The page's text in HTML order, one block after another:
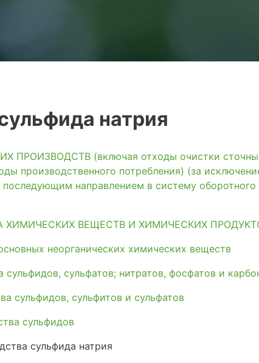
натрия
(включая отходы очистки сточных
производственного потребления) (за
направлением в систему
ХИМИЧЕСКИХ ВЕЩЕСТВ И ХИМИЧЕСКИХ
неорганических химических веществ
сульфатов; нитратов, фосфатов и
сульфидов, сульфитов и сульфатов
сульфидов
сульфида натрия